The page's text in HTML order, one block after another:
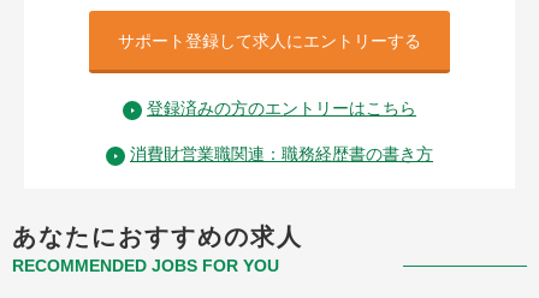
サポート登録して求人にエントリーする
登録済みの方のエントリーはこちら
消費財営業職関連：職務経歴書の書き方
あなたにおすすめの求人
RECOMMENDED JOBS FOR YOU